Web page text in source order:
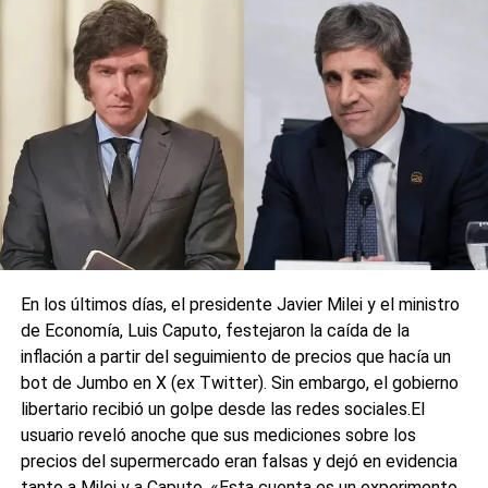
La denuncia fue presentada ante la Justicia por Antonio
Salinas, presidente del espacio político Ciudad Futura, uno
de los partidos que integra la alianza de Fuerza Patria en
Santa Fe, y coincide con acusaciones similares
“impulsadas por los oficialismos” desde 2023 con
cartelería falsa instalada en la vía pública.
0
En los últimos días, el presidente Javier Milei y el ministro
de Economía, Luis Caputo, festejaron la caída de la
inflación a partir del seguimiento de precios que hacía un
bot de Jumbo en X (ex Twitter). Sin embargo, el gobierno
libertario recibió un golpe desde las redes sociales.El
usuario reveló anoche que sus mediciones sobre los
precios del supermercado eran falsas y dejó en evidencia